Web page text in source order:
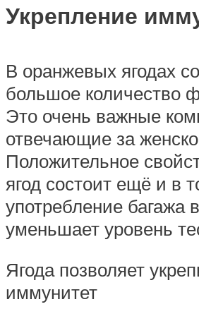
Укрепление
В оранжевых ягодах
большое количество
Это очень важные
отвечающие за
Положительное
ягод состоит ещё и в
употребление багажа
уменьшает уровень
Ягода позволяет
иммунитет